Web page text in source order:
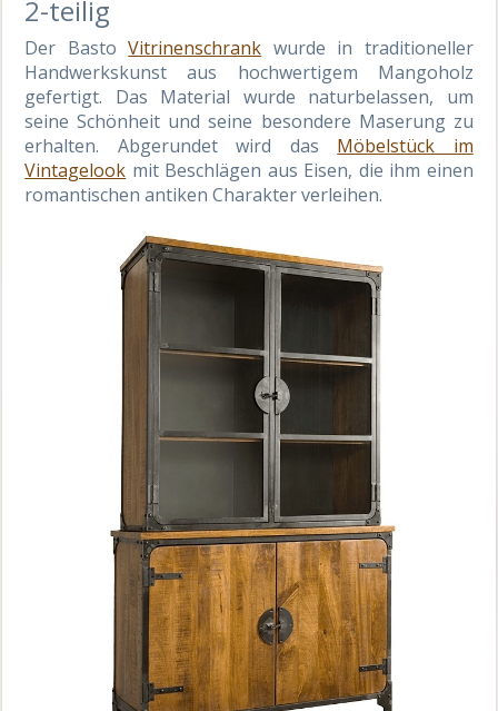
2-teilig
Der BastoVitrinenschrank wurde in traditioneller
Handwerkskunst aus hochwertigem Mangoholz
gefertigt. Das Material wurde naturbelassen, um
seine Schönheit und seine besondere Maserung zu
erhalten. Abgerundet wird das Möbelstück im
Vintagelook mit Beschlägen aus Eisen, die ihm einen
romantischen antiken Charakter verleihen.